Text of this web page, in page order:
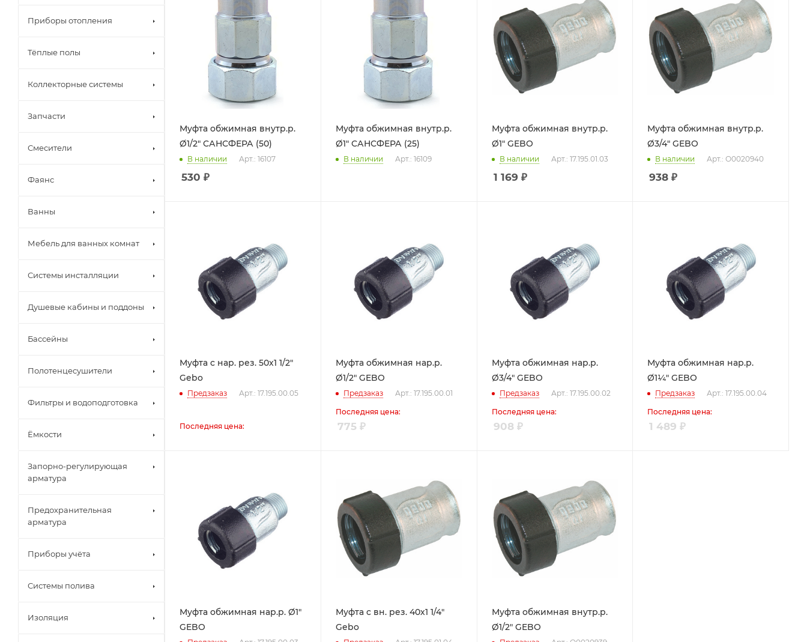
Муфта обжимная внутр.р.
Ø1/2" САНСФЕРА (50)
В наличии Арт.: 16107
530 ₽
Муфта обжимная внутр.р.
Ø1" САНСФЕРА (25)
В наличии Арт.: 16109
Муфта обжимная внутр.р.
Ø1" GEBO
В наличии Арт.: 17.195.01.03
1 169 ₽
Муфта обжимная внутр.р.
Ø3/4" GEBO
В наличии Арт.: О0020940
938 ₽
Муфта с нар. рез. 50х1 1/2"
Gebo
Предзаказ Арт.: 17.195.00.05
Последняя цена:
Муфта обжимная нар.р.
Ø1/2" GEBO
Предзаказ Арт.: 17.195.00.01
Последняя цена:
775 ₽
Муфта обжимная нар.р.
Ø3/4" GEBO
Предзаказ Арт.: 17.195.00.02
Последняя цена:
908 ₽
Муфта обжимная нар.р.
Ø1¼" GEBO
Предзаказ Арт.: 17.195.00.04
Последняя цена:
1 489 ₽
Муфта обжимная нар.р. Ø1"
GEBO
Муфта с вн. рез. 40х1 1/4"
Gebo
Муфта обжимная внутр.р.
Ø1/2" GEBO
Приборы отопления
Тёплые полы
Коллекторные системы
Запчасти
Смесители
Фаянс
Ванны
Мебель для ванных комнат
Системы инсталляции
Душевые кабины и поддоны
Бассейны
Полотенцесушители
Фильтры и водоподготовка
Ёмкости
Запорно-регулирующая
арматура
Предохранительная
арматура
Приборы учёта
Системы полива
Изоляция